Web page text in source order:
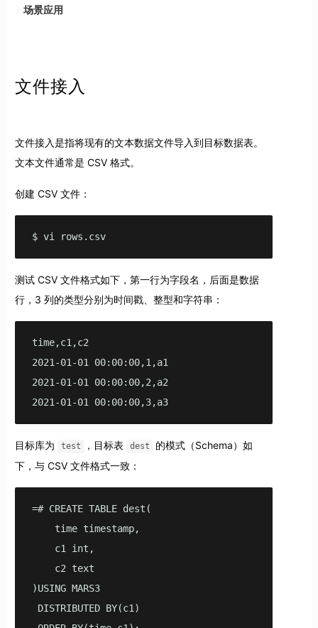
场景应用
文件接入
文件接入是指将现有的文本数据文件导入到目标数据表。
文本文件通常是 CSV 格式。
创建 CSV 文件：
$ vi rows.csv
测试 CSV 文件格式如下，第一行为字段名，后面是数据
行，3 列的类型分别为时间戳、整型和字符串：
time,c1,c2
2021-01-01 00:00:00,1,a1
2021-01-01 00:00:00,2,a2
2021-01-01 00:00:00,3,a3
目标库为 test ，目标表 dest
的模式（Schema）如
下，与 CSV 文件格式一致：
=# CREATE TABLE dest(
    time timestamp,
    c1 int,
    c2 text
)USING MARS3
DISTRIBUTED BY(c1)